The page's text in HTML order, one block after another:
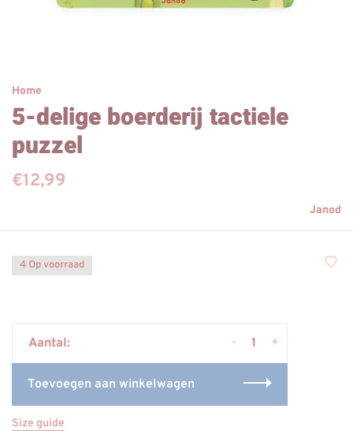
Home
5-delige boerderij tactiele
puzzel
€12,99
Janod
4 Op voorraad
Aantal: +
-
Toevoegen aan winkelwagen
Size guide